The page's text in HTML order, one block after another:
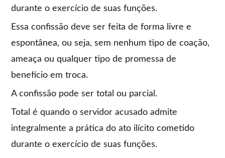
durante o exercício de suas funções.
Essa confissão deve ser feita de forma livre e
espontânea, ou seja, sem nenhum tipo de coação,
ameaça ou qualquer tipo de promessa de
benefício em troca.
A confissão pode ser total ou parcial.
Total é quando o servidor acusado admite
integralmente a prática do ato ilícito cometido
durante o exercício de suas funções.